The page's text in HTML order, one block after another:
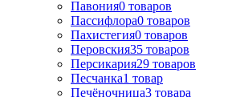
Павония0 товаров
Пассифлора0 товаров
Пахистегия0 товаров
Перовския35 товаров
Персикария29 товаров
Песчанка1 товар
Печёночница3 товара